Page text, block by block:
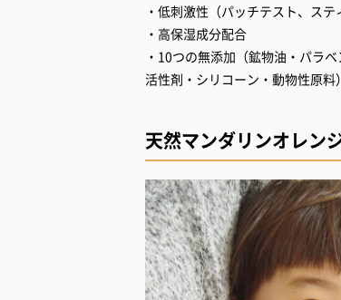
・低刺激性（パッチテスト、ステ
・高保湿成分配合
・10つの無添加（鉱物油・パラ
活性剤・シリコーン・動物性原料）
天然マンダリンオレン